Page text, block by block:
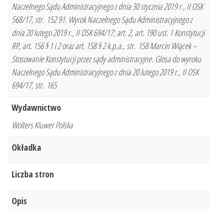
Naczelnego Sądu Administracyjnego z dnia 30 stycznia 2019 r., II OSK
568/17, str. 152 91. Wyrok Naczelnego Sądu Administracyjnego z
dnia 20 lutego 2019 r., II OSK 694/17; art. 2, art. 190 ust. 1 Konstytucji
RP, art. 156 § 1 i 2 oraz art. 158 § 2 k.p.a., str. 158 Marcin Wiącek –
Stosowanie Konstytucji przez sądy administracyjne. Glosa do wyroku
Naczelnego Sądu Administracyjnego z dnia 20 lutego 2019 r., II OSK
694/17, str. 165
Wydawnictwo
Wolters Kluwer Polska
Okładka
Liczba stron
Opis